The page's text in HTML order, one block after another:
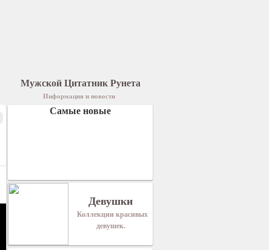
Мужской Цитатник Рунета
Информация и новости
Самые новые
Девушки
Коллекции красивых
девушек.